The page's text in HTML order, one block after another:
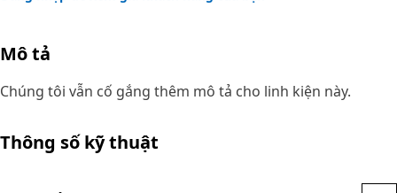
Mô tả
Chúng tôi vẫn cố gắng thêm mô tả cho linh kiện này.
Thông số kỹ thuật